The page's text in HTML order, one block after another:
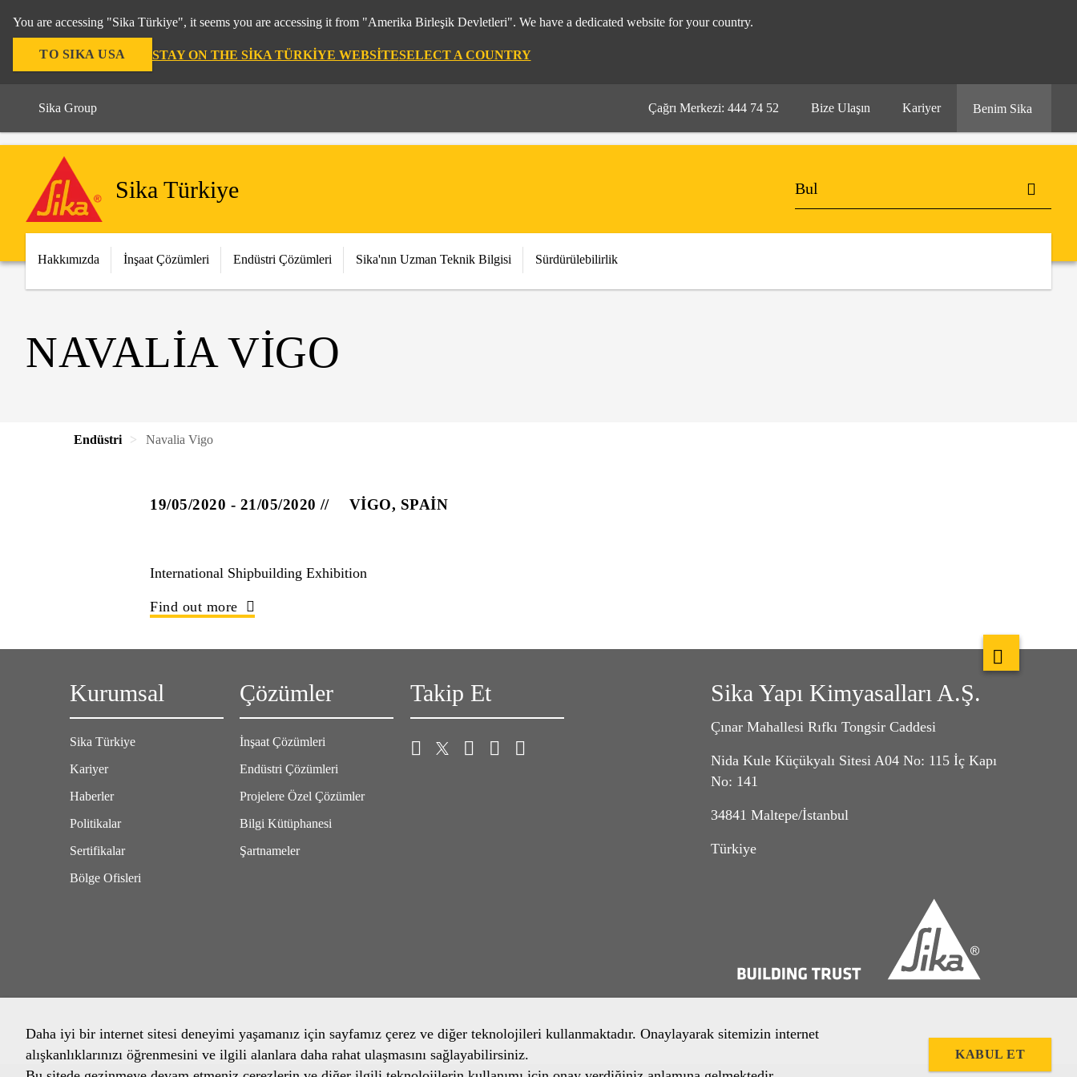
You are accessing "Sika Türkiye", it seems you are accessing it from "Amerika Birleşik Devletleri". We have a dedicated website for your country.
TO SIKA USA STAY ON THE SIKA TÜRKIYE WEBSITESELECT A COUNTRY
Sika Group Çağrı Merkezi: 444 74 52 Bize Ulaşın Kariyer Benim Sika
Sika Türkiye
Hakkımızda İnşaat Çözümleri Endüstri Çözümleri Sika'nın Uzman Teknik Bilgisi Sürdürülebilirlik
NAVALIA VIGO
Endüstri Navalia Vigo
19/05/2020 - 21/05/2020 VIGO, SPAIN
International Shipbuilding Exhibition
Find out more
Kurumsal
Sika Türkiye
Kariyer
Haberler
Politikalar
Sertifikalar
Bölge Ofisleri
Çözümler
İnşaat Çözümleri
Endüstri Çözümleri
Projelere Özel Çözümler
Bilgi Kütüphanesi
Şartnameler
Takip Et Sika Yapı Kimyasalları A.Ş.
Çınar Mahallesi Rıfkı Tongsir Caddesi
Nida Kule Küçükyalı Sitesi A04 No: 115 İç Kapı
No: 141
34841 Maltepe/İstanbul
Türkiye
Daha iyi bir internet sitesi deneyimi yaşamanız için sayfamız çerez ve diğer teknolojileri kullanmaktadır. Onaylayarak sitemizin internet
alışkanlıklarınızı öğrenmesini ve ilgili alanlara daha rahat ulaşmasını sağlayabilirsiniz.
KABUL ET